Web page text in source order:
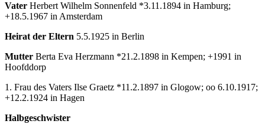
Vater Herbert Wilhelm Sonnenfeld *3.11.1894 in Hamburg;
+18.5.1967 in Amsterdam
Heirat der Eltern 5.5.1925 in Berlin
Mutter Berta Eva Herzmann *21.2.1898 in Kempen; +1991 in
Hoofddorp
1. Frau des Vaters Ilse Graetz *11.2.1897 in Glogow; oo 6.10.1917;
+12.2.1924 in Hagen
Halbgeschwister